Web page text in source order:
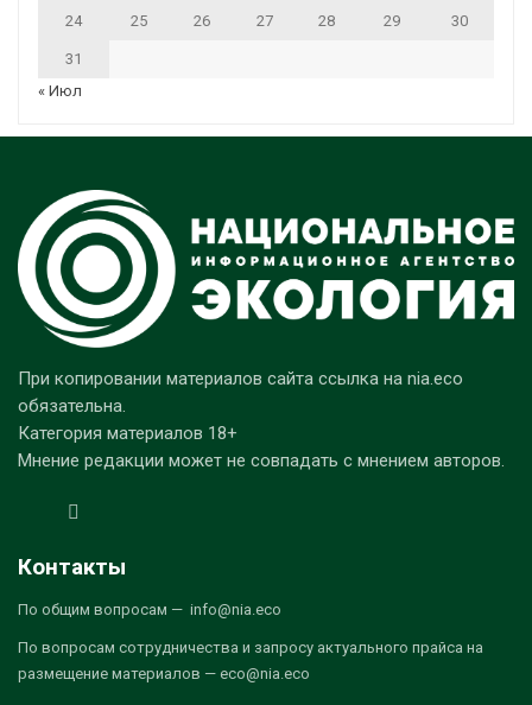
24 25 26 27 28 29 30
31
« Июл
При копировании материалов сайта ссылка на nia.eco
обязательна.
Категория материалов 18+
Мнение редакции может не совпадать с мнением авторов.
Контакты
По общим вопросам — info@nia.eco
По вопросам сотрудничества и запросу актуального прайса на
размещение материалов — eco@nia.eco